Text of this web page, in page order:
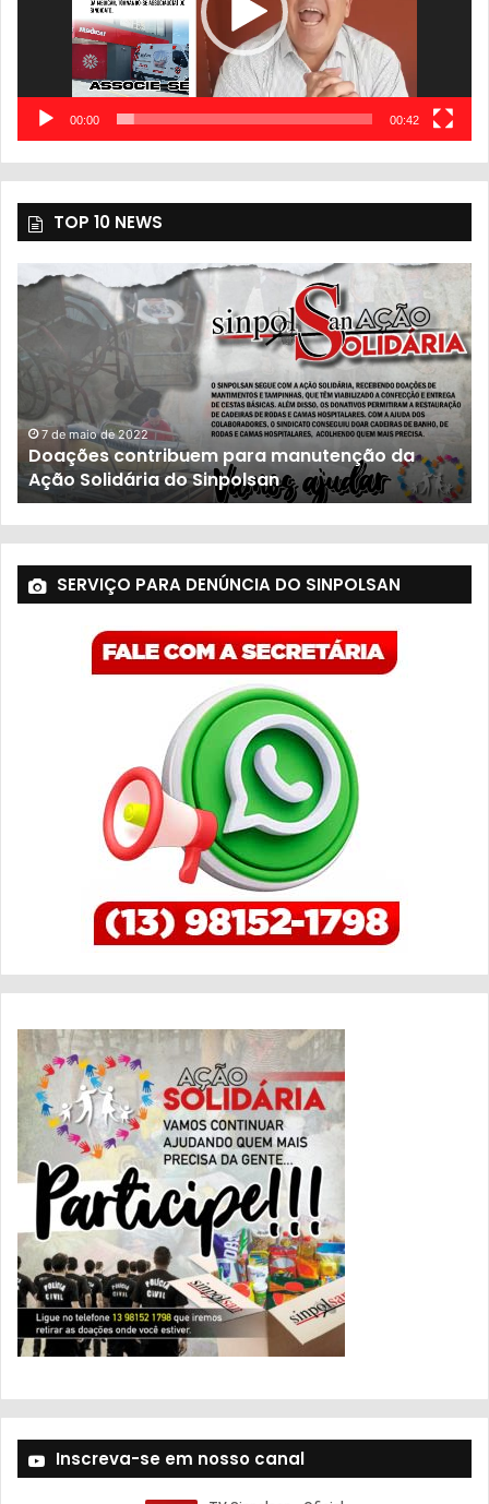
00:00 00:42
TOP 10 NEWS
7 de maio de 2022
Doações contribuem para manutenção da
Ação Solidária do Sinpolsan
SERVIÇO PARA DENÚNCIA DO SINPOLSAN
Inscreva-se em nosso canal